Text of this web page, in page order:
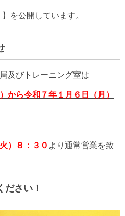
を公開しています。
及びトレーニング室は
から令和７年１月６日（月）
）８：３０ より通常営業を致
ださい！